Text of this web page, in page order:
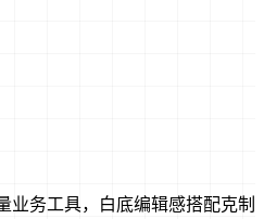
业务工具，白底编辑感搭配克制